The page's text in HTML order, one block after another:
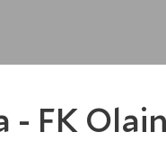
- FK